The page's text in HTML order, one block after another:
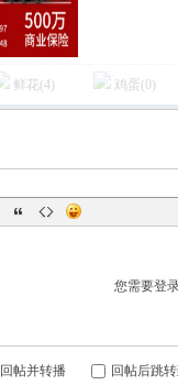
鲜花(4) 鸡蛋( 0 )
您需要登
回帖并转播 回帖后跳